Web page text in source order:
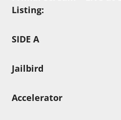
Listing:
SIDE A
Jailbird
Accelerator